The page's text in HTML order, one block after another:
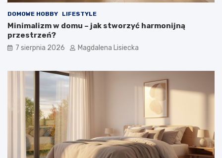
DOMOWE HOBBY LIFESTYLE
Minimalizm w domu – jak stworzyć harmonijną
przestrzeń?
7 sierpnia 2026 Magdalena Lisiecka